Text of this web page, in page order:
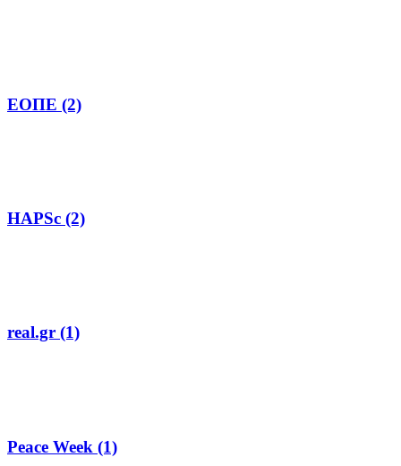
ΕΟΠΕ (2)
HAPSc (2)
real.gr (1)
Peace Week (1)